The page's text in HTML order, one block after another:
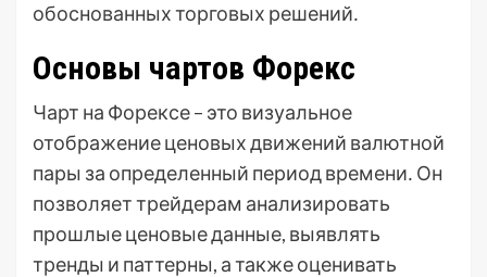
обоснованных торговых решений․
Основы чартов Форекс
Чарт на Форексе – это визуальное
отображение ценовых движений валютной
пары за определенный период времени․ Он
позволяет трейдерам анализировать
прошлые ценовые данные, выявлять
тренды и паттерны, а также оценивать